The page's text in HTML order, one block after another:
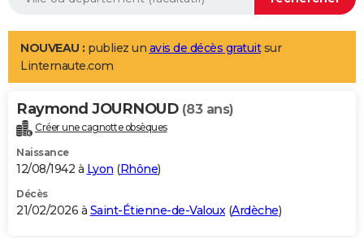
Aménagement intérieur
LIFESTYLE
Art de vivre
Bien-être
Loisirs
Mode
Modes de vie
Alimentation
Guide de la santé
Maladies
Médicaments
Sommeil
VOYAGE
Destinations
City break
Voyage nature
Voyage de noces
Forum
Climat
+PHOTO
GUIDES D'ACHAT
BONS PLANS
NOUVEAU : publiez un avis de décès gratuitsur
Linternaute.com
Raymond JOURNOUD (83 ans)
Créer une cagnotte obsèques
Naissance
12/08/1942 à Lyon (Rhône)
Décès
21/02/2026 à Saint-Étienne-de-Valoux(Ardèche)